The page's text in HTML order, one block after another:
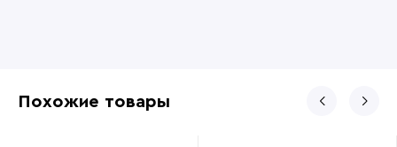
Похожие товары